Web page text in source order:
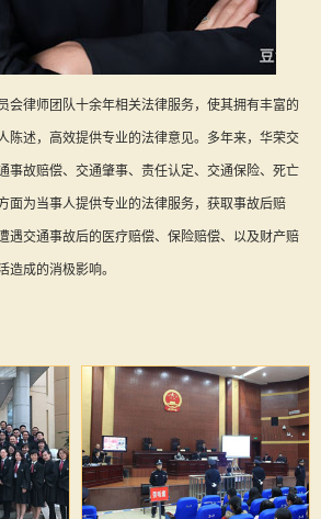
会律师团队十余年相关法律服务，使其拥有丰富的
陈述，高效提供专业的法律意见。多年来，华荣交
事故赔偿、交通肇事、责任认定、交通保险、死亡
面为当事人提供专业的法律服务，获取事故后赔
遇交通事故后的医疗赔偿、保险赔偿、以及财产赔
造成的消极影响。